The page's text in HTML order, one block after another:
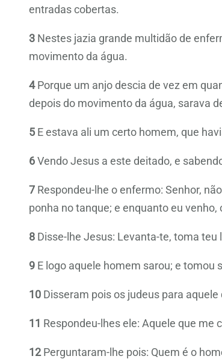
entradas cobertas.
3 Nestes jazia grande multidão de
movimento da água.
4Porque um anjo descia de vez em
depois do movimento da água, sarava
5 E estava ali um certo homem, que
6Vendo Jesus a este deitado, e
7 Respondeu-lhe o enfermo: Senhor,
ponha no tanque; e enquanto eu
8 Disse-lhe Jesus: Levanta-te, toma teu
9 E logo aquele homem sarou; e tomou
10 Disseram pois os judeus para
11 Respondeu-lhes ele: Aquele que me
12Perguntaram-lhe pois: Quem é o